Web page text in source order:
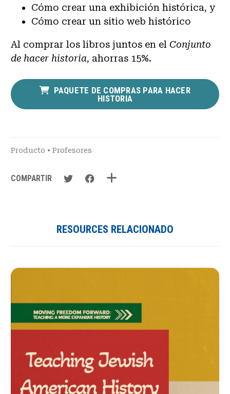
Cómo crear una exhibición histórica, y
Cómo crear un sitio web histórico
Al comprar los libros juntos en el Conjunto
de hacer historia, ahorras 15%.
PAQUETE DE COMPRAS PARA HACER
HISTORIA
Producto • Profesores
COMPARTIR
RESOURCES RELACIONADO